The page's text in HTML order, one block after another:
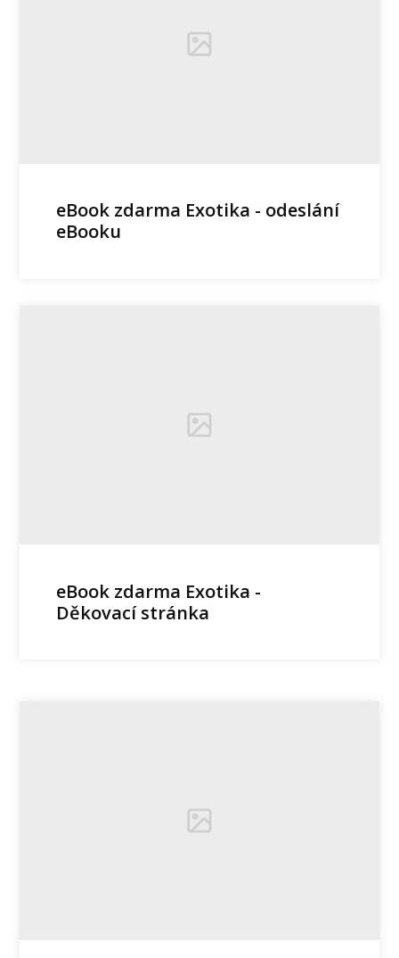
eBook zdarma Exotika - odeslání
eBooku
eBook zdarma Exotika -
Děkovací stránka